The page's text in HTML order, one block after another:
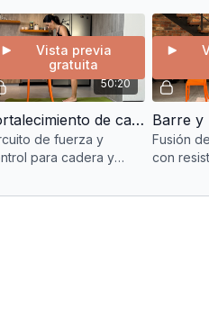
físico.
tren
50:20
Vista previa
gratuita
Fortalecimiento de cadera y rodilla
de fuerza y
para cadera y
que favorecen la
Fusión
con
y control